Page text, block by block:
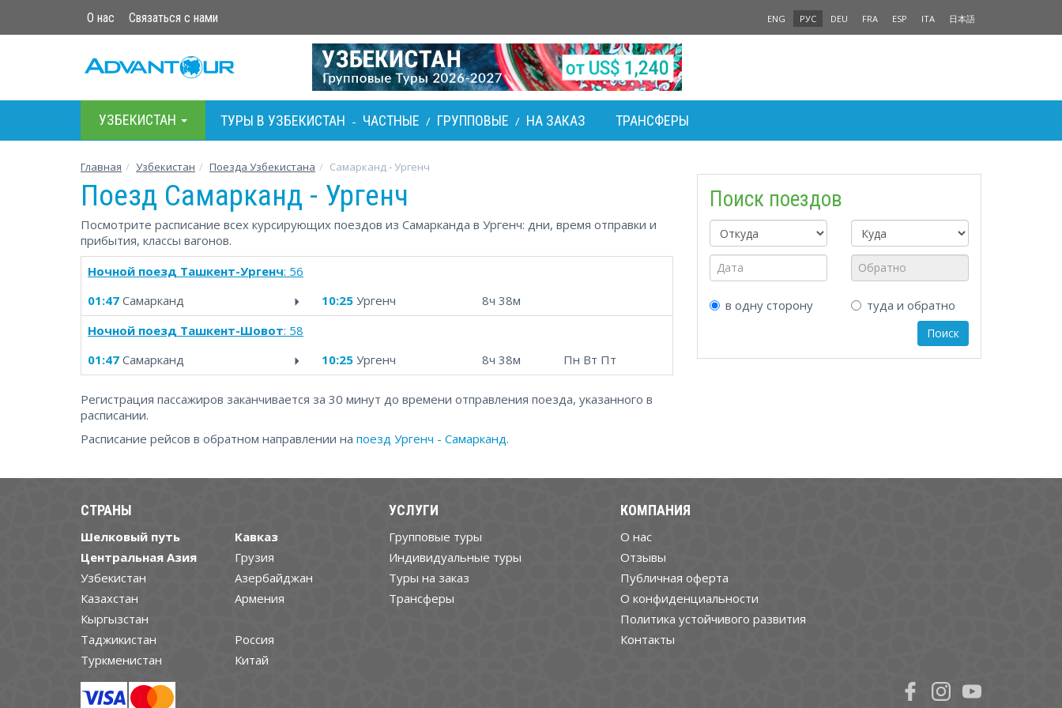
О нас Связаться с нами ENG РУС DEU FRA ESP ITA 日本語
УЗБЕКИСТАН ТУРЫ В УЗБЕКИСТАН - ЧАСТНЫЕ / ГРУППОВЫЕ / НА ЗАКАЗ ТРАНСФЕРЫ
Главная Узбекистан Поезда Узбекистана Самарканд - Ургенч
Поезд Самарканд - Ургенч
Посмотрите расписание всех курсирующих поездов из Самарканда в Ургенч: дни, время отправки и
прибытия, классы вагонов.
Ночной поезд Ташкент-Ургенч: 56
01:47 Самарканд 10:25 Ургенч
8ч 38м
Ночной поезд Ташкент-Шовот: 58
01:47 Самарканд 10:25 Ургенч 8ч 38м Пн Вт Пт
Регистрация пассажиров заканчивается за 30 минут до времени отправления поезда, указанного в
расписании.
Расписание рейсов в обратном направлении на поезд Ургенч - Самарканд.
Поиск поездов
в одну сторону туда и обратно
СТРАНЫ
Шелковый путь
Центральная Азия
Узбекистан
Казахстан
Кыргызстан
Таджикистан
Туркменистан
Кавказ
Грузия
Азербайджан
Армения
Россия
Китай
УСЛУГИ
Групповые туры
Индивидуальные туры
Туры на заказ
Трансферы
КОМПАНИЯ
О нас
Отзывы
Публичная оферта
О конфиденциальности
Политика устойчивого развития
Контакты